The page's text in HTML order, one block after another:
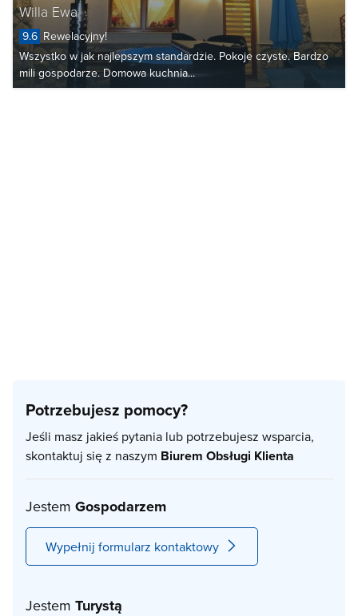
Willa Ewa
9.6 Rewelacyjny!
Wszystko w jak najlepszym standardzie. Pokoje czyste. Bardzo
mili gospodarze. Domowa kuchnia...
Potrzebujesz pomocy?
Jeśli masz jakieś pytania lub potrzebujesz wsparcia,
skontaktuj się z naszym Biurem Obsługi Klienta
Jestem Gospodarzem
Wypełnij formularz kontaktowy
Jestem Turystą